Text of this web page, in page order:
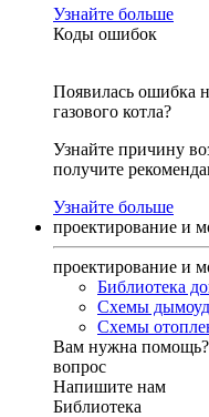
Узнайте больше
Коды ошибок
Появилась ошибка
газового котла?
Узнайте причину
получите
Узнайте больше
проектирование и
проектирование и
Библиотека
Схемы
Схемы
Вам нужна помощь?
вопрос
Напишите нам
Библиотека